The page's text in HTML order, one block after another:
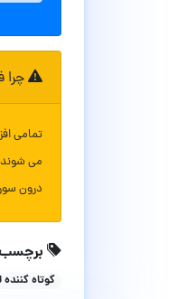
چرا
تمامی
می
درون
کوتاه